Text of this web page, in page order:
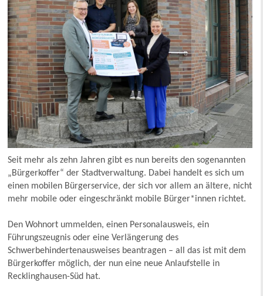
Seit mehr als zehn Jahren gibt es nun bereits den sogenannten
„Bürgerkoffer“ der Stadtverwaltung. Dabei handelt es sich um
einen mobilen Bürgerservice, der sich vor allem an ältere, nicht
mehr mobile oder eingeschränkt mobile Bürger*innen richtet.
Den Wohnort ummelden, einen Personalausweis, ein
Führungszeugnis oder eine Verlängerung des
Schwerbehindertenausweises beantragen – all das ist mit dem
Bürgerkoffer möglich, der nun eine neue Anlaufstelle in
Recklinghausen-Süd hat.